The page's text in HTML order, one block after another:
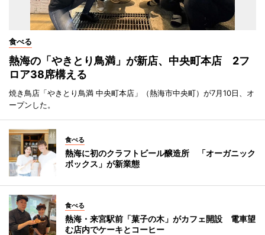
食べる
熱海の「やきとり鳥満」が新店、中央町本店 2フ
ロア38席構える
焼き鳥店「やきとり鳥満 中央町本店」（熱海市中央町）が7月10日、オ
ープンした。
食べる
熱海に初のクラフトビール醸造所 「オーガニック
ボックス」が新業態
食べる
熱海・来宮駅前「菓子の木」がカフェ開設 電車望
む店内でケーキとコーヒー